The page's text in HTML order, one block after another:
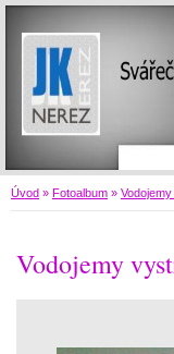
Úvod » Fotoalbum »
Vodojemy